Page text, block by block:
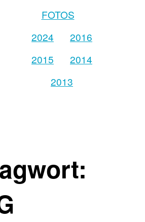
FOTOS
2024
2016
2015
2014
2013